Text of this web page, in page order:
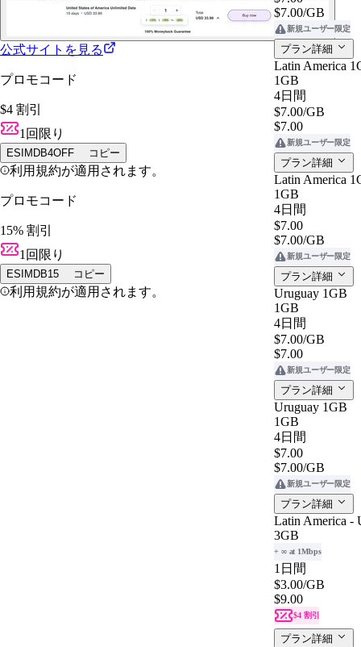
公式サイトを見る
プロモコード
$4 割引
1回限り
ESIMDB4OFF コピー
利用規約が適用されます。
プロモコード
15% 割引
1回限り
ESIMDB15 コピー
利用規約が適用されます。
$7.00/GB
新規ユーザー限定
プラン詳細
Latin America
1GB
4日間
$7.00/GB
$7.00
新規ユーザー限定
プラン詳細
Latin America
1GB
4日間
$7.00
$7.00/GB
新規ユーザー限定
プラン詳細
Uruguay 1GB
1GB
4日間
$7.00/GB
$7.00
新規ユーザー限定
プラン詳細
Uruguay 1GB
1GB
4日間
$7.00
$7.00/GB
新規ユーザー限定
プラン詳細
Latin America -
3GB
+ ∞ at 1Mbps
1日間
$3.00/GB
$9.00
$4 割引
プラン詳細